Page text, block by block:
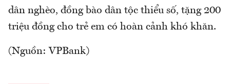
dân nghèo, đồng bào dân tộc thiểu số, tặng 200
triệu đồng cho trẻ em có hoàn cảnh khó khăn.
(Nguồn: VPBank)